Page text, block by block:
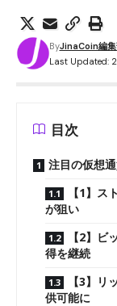
Last Updated:
ByJinaCoin編集
目次
注目の仮想
【1】
が狙い
【2】
得を継続
【3】
供可能に